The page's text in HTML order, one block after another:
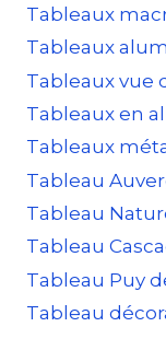
Tableaux
Tableaux
Tableaux vue
Tableaux en
Tableaux
Tableau
Tableau
Tableau
Tableau Puy
Tableau